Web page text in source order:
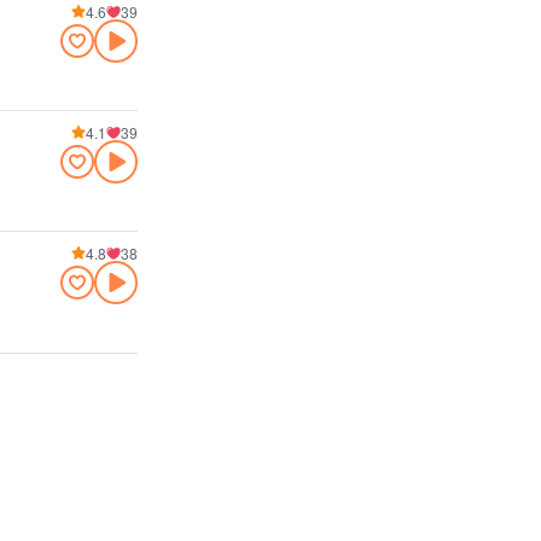
4.6 39
4.1 39
4.8 38